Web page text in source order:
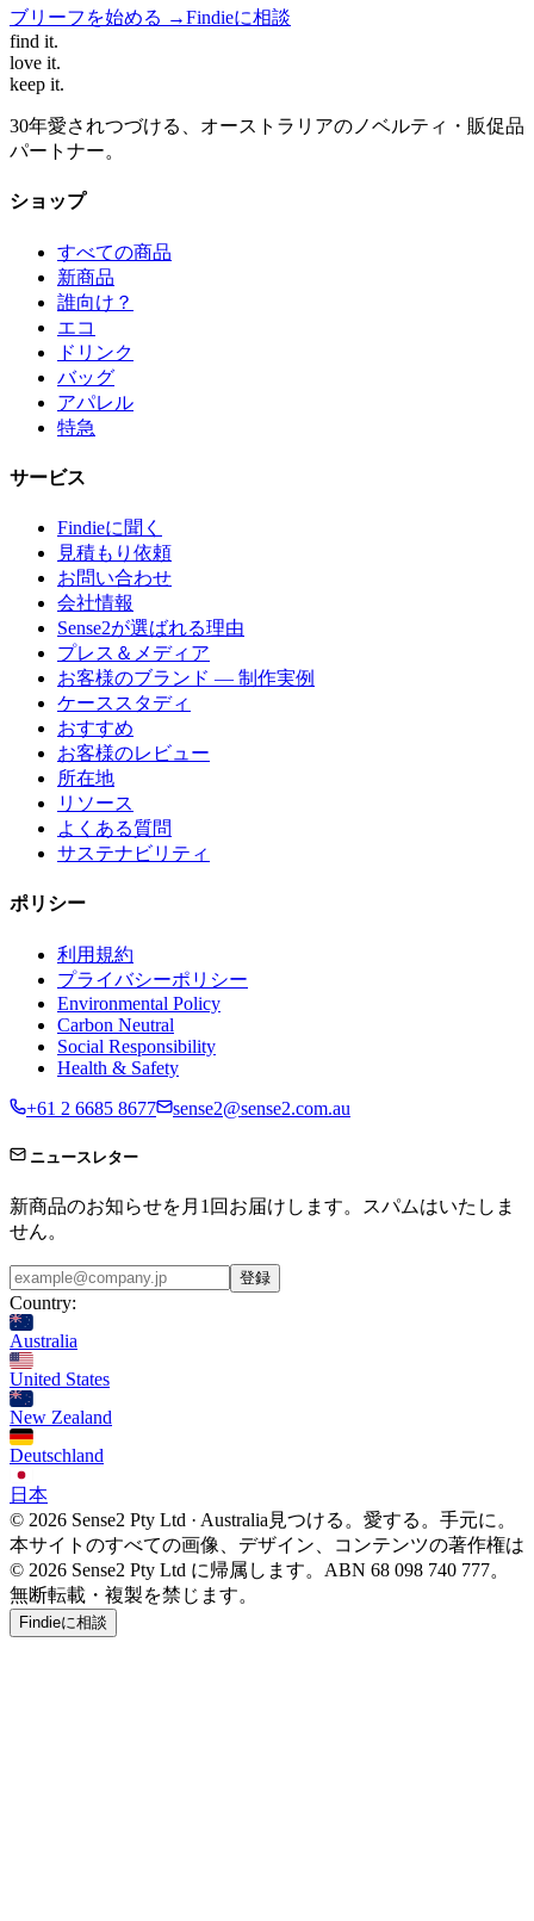
ブリーフを始める →Findieに相談
find it.
love it.
keep it.
30年愛されつづける、オーストラリアのノベルティ・販促品
パートナー。
ショップ
すべての商品
新商品
誰向け？
エコ
ドリンク
バッグ
アパレル
特急
サービス
Findieに聞く
見積もり依頼
お問い合わせ
会社情報
Sense2が選ばれる理由
プレス＆メディア
お客様のブランド — 制作実例
ケーススタディ
おすすめ
お客様のレビュー
所在地
リソース
よくある質問
サステナビリティ
ポリシー
利用規約
プライバシーポリシー
Environmental Policy
Carbon Neutral
Social Responsibility
Health & Safety
+61 2 6685 8677
sense2@sense2.com.au
ニュースレター
新商品のお知らせを月1回お届けします。スパムはいたしま
せん。
登録
Country:
Australia
United States
New Zealand
Deutschland
日本
© 2026 Sense2 Pty Ltd · Australia 見つける。愛する。手元に。
本サイトのすべての画像、デザイン、コンテンツの著作権は
© 2026 Sense2 Pty Ltd に帰属します。ABN 68 098 740 777。
無断転載・複製を禁じます。
Findieに相談